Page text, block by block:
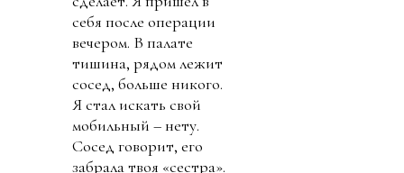
себя после операции
вечером. В палате
тишина, рядом лежит
сосед, больше никого.
Я стал искать свой
мобильный – нету.
Сосед говорит, его
забрала твоя «сестра».